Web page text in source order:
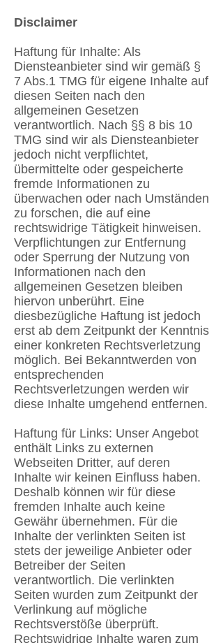
Disclaimer
Haftung für Inhalte: Als
Diensteanbieter sind wir gemäß §
7 Abs.1 TMG für eigene Inhalte auf
diesen Seiten nach den
allgemeinen Gesetzen
verantwortlich. Nach §§ 8 bis 10
TMG sind wir als Diensteanbieter
jedoch nicht verpflichtet,
übermittelte oder gespeicherte
fremde Informationen zu
überwachen oder nach Umständen
zu forschen, die auf eine
rechtswidrige Tätigkeit hinweisen.
Verpflichtungen zur Entfernung
oder Sperrung der Nutzung von
Informationen nach den
allgemeinen Gesetzen bleiben
hiervon unberührt. Eine
diesbezügliche Haftung ist jedoch
erst ab dem Zeitpunkt der Kenntnis
einer konkreten Rechtsverletzung
möglich. Bei Bekanntwerden von
entsprechenden
Rechtsverletzungen werden wir
diese Inhalte umgehend entfernen.
Haftung für Links: Unser Angebot
enthält Links zu externen
Webseiten Dritter, auf deren
Inhalte wir keinen Einfluss haben.
Deshalb können wir für diese
fremden Inhalte auch keine
Gewähr übernehmen. Für die
Inhalte der verlinkten Seiten ist
stets der jeweilige Anbieter oder
Betreiber der Seiten
verantwortlich. Die verlinkten
Seiten wurden zum Zeitpunkt der
Verlinkung auf mögliche
Rechtsverstöße überprüft.
Rechtswidrige Inhalte waren zum